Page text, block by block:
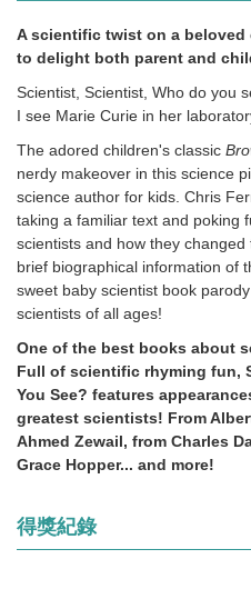
A scientific twist on a
to delight both parent and
Scientist, Scientist, Who do you
I see Marie Curie in her
The adored children's classic
nerdy makeover in this science
science author for kids. Chris
taking a familiar text and poking
scientists and how they
brief biographical information of
sweet baby scientist book
scientists of all ages!
One of the best books about
Full of scientific rhyming fun,
You See? features
greatest scientists! From
Ahmed Zewail, from Charles
Grace Hopper... and more!
得獎紀錄